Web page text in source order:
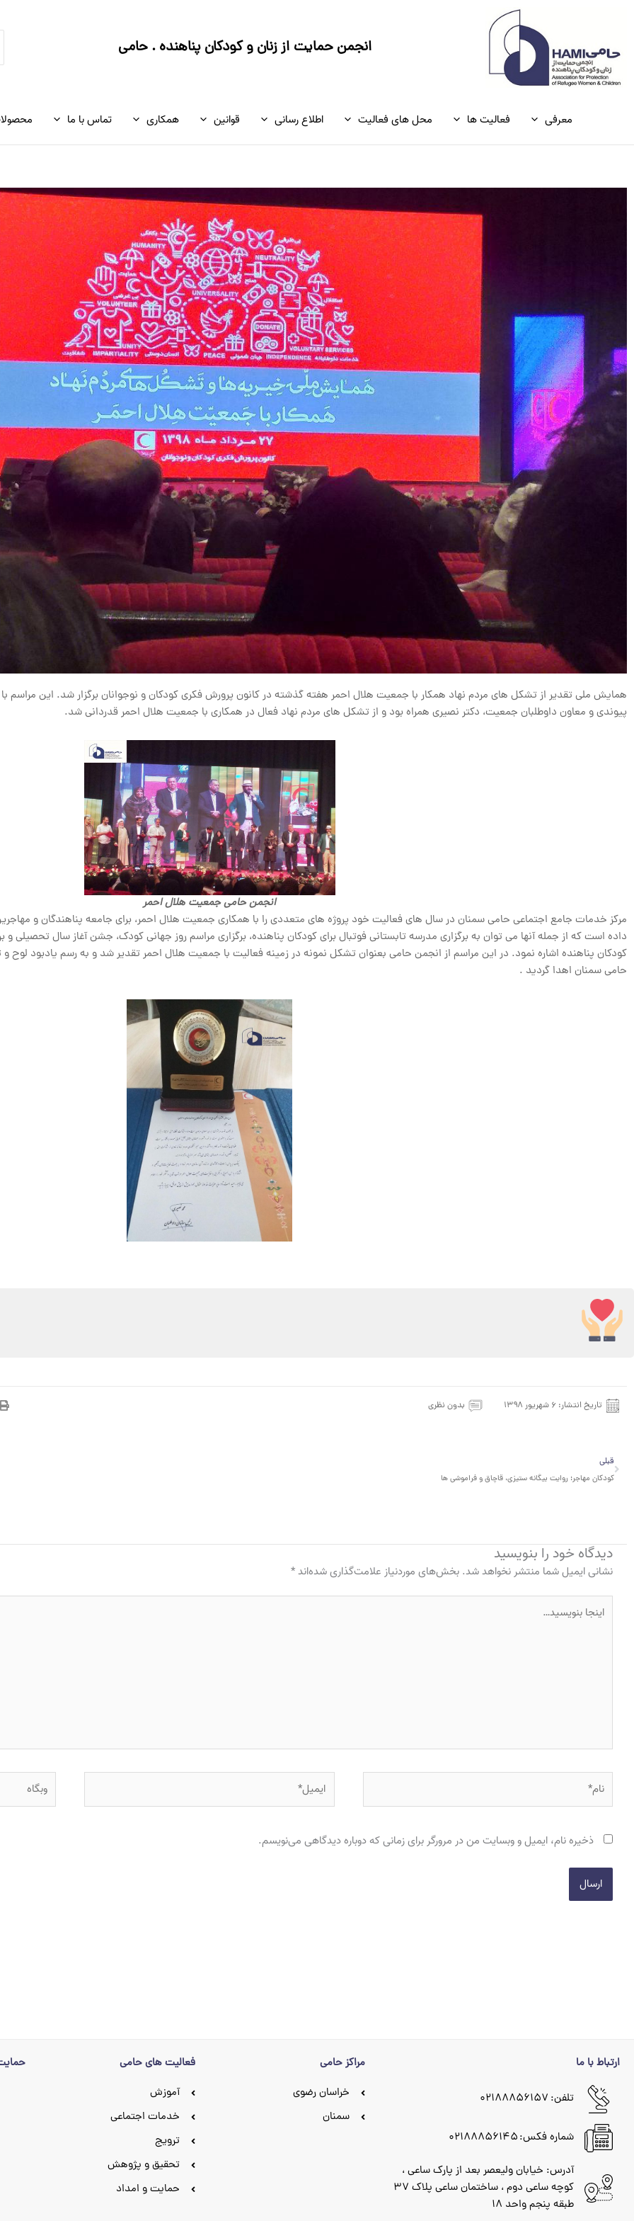
انجمن حمایت از زنان و کودکان پناهنده . حامی
معرفی فعالیت ها محل های فعالیت اطلاع رسانی قوانین همکاری تماس با ما
همایش ملی تقدیر از تشکل های مردم نهاد همکار با جمعیت هلال احمر هفته گذشته در کانون پرورش فکری کودکان و نوجوانان برگزار شد. این مراسم
پیوندی و معاون داوطلبان جمعیت، دکتر نصیری همراه بود و از تشکل های مردم نهاد فعال در همکاری با جمعیت هلال احمر قدردانی شد.
انجمن حامی جمعیت هلال احمر
مرکز خدمات جامع اجتماعی حامی سمنان در سال های فعالیت خود پروژه های متعددی را با همکاری جمعیت هلال احمر، برای جامعه پناهندگان و
داده است که از جمله آنها می توان به برگزاری مدرسه تابستانی فوتبال برای کودکان پناهنده، برگزاری مراسم روز جهانی کودک، جشن آغاز سال تحصیلی
کودکان پناهنده اشاره نمود. در این مراسم از انجمن حامی بعنوان تشکل نمونه در زمینه فعالیت با جمعیت هلال احمر تقدیر شد و به رسم یادبود لوح
حامی سمنان اهدا گردید .
تاریخ انتشار: ۶ شهریور ۱۳۹۸ بدون نظری
قبلی
قبلی
کودکان مهاجر؛ روایت بیگانه ستیزی، قاچاق و فراموشی ها
دیدگاه‌ خود را بنویسید
نشانی ایمیل شما منتشر نخواهد شد. بخش‌های موردنیاز علامت‌گذاری شده‌اند*
بنویسید…
وبگاه
ذخیره نام، ایمیل و وبسایت من در مرورگر برای زمانی که دوباره دیدگاهی می‌نویسم.
ارتباط با ما
تلفن: ۰۲۱۸۸۸۵۶۱۵۷
شماره فکس: ۰۲۱۸۸۸۵۶۱۴۵
آدرس: خیابان ولیعصر بعد از پارک ساعی ،
کوچه ساعی دوم ، ساختمان ساعی پلاک ۳۷
طبقه پنجم واحد ۱۸
مراکز حامی
خراسان رضوی
سمنان
فعالیت های حامی
آموزش
خدمات اجتماعی
ترویج
تحقیق و پژوهش
حمایت و امداد